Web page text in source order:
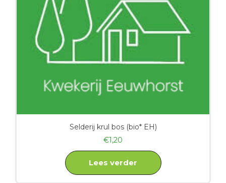
Selderij krul bos (bio* EH)
€1,20
Lees verder